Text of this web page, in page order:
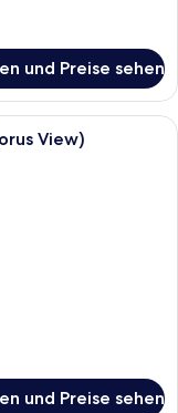
und Preise sehen
mit einem großen
View)
und Preise sehen